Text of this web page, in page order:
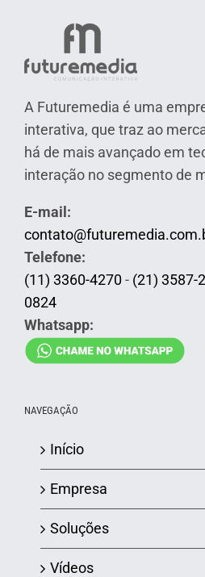
A Futuremedia é uma
interativa, que traz ao
há de mais avançado em
interação no segmento de
E-mail:
Telefone:
(11) 3360-4270 - (21) 3587-
0824
Whatsapp:
NAVEGAÇÃO
Início
Empresa
Soluções
Vídeos